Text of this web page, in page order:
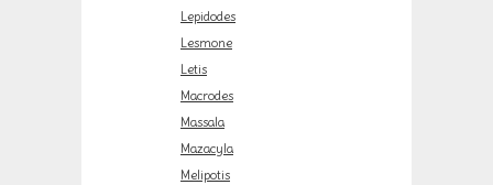
Lepidodes
Lesmone
Letis
Macrodes
Massala
Mazacyla
Melipotis